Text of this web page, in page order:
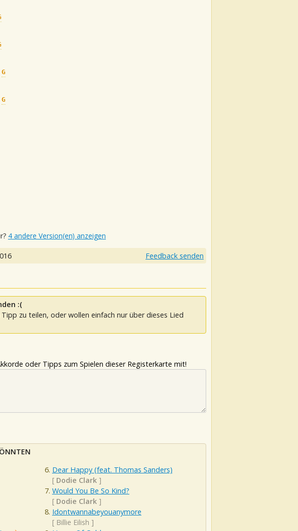
G
G
4 andere Version(en) anzeigen
Feedback senden
:(
zu teilen, oder wollen einfach nur über dieses Lied
oder Tipps zum Spielen dieser Registerkarte mit!
Dear Happy (feat. Thomas Sanders)
[ Dodie Clark]
Would You Be So Kind?
[ Dodie Clark]
Idontwannabeyouanymore
[ Billie Eilish ]